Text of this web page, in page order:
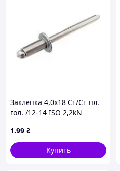
Заклепка 4,0х18 Ст/Ст пл.
гол. /12-14 ISO 2,2kN
1.99 ₴
Купить